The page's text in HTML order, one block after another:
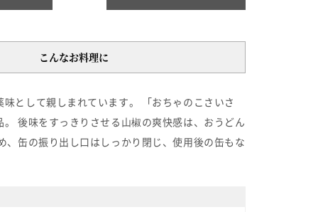
こんなお料理に
として親しまれています。 「おちゃのこさいさ
後味をすっきりさせる山椒の爽快感は、おうどん
、缶の振り出し口はしっかり閉じ、使用後の缶もな